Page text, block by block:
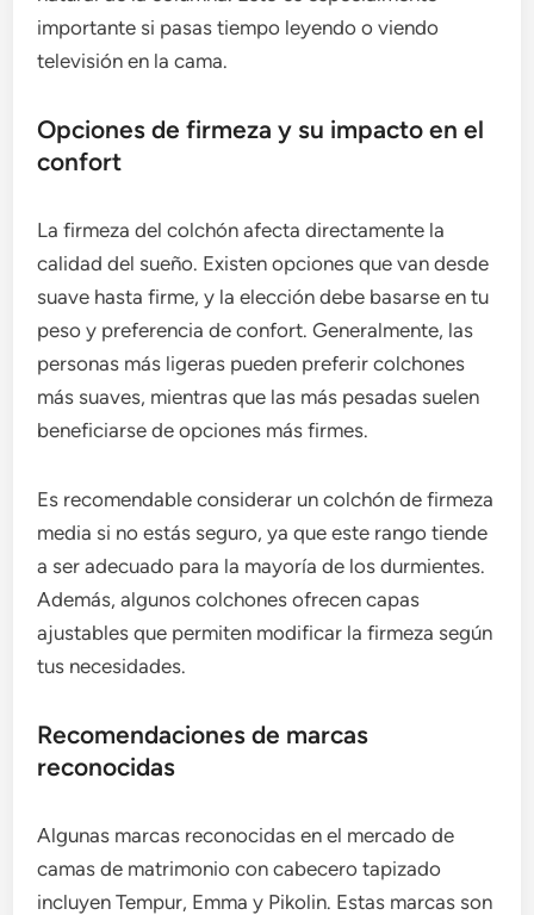
importante si pasas tiempo leyendo o viendo
televisión en la cama.
Opciones de firmeza y su impacto en el
confort
La firmeza del colchón afecta directamente la
calidad del sueño. Existen opciones que van desde
suave hasta firme, y la elección debe basarse en tu
peso y preferencia de confort. Generalmente, las
personas más ligeras pueden preferir colchones
más suaves, mientras que las más pesadas suelen
beneficiarse de opciones más firmes.
Es recomendable considerar un colchón de firmeza
media si no estás seguro, ya que este rango tiende
a ser adecuado para la mayoría de los durmientes.
Además, algunos colchones ofrecen capas
ajustables que permiten modificar la firmeza según
tus necesidades.
Recomendaciones de marcas
reconocidas
Algunas marcas reconocidas en el mercado de
camas de matrimonio con cabecero tapizado
incluyen Tempur, Emma y Pikolin. Estas marcas son